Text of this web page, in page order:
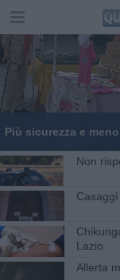
Più sicurezza e
Non
Lazio
Allerta